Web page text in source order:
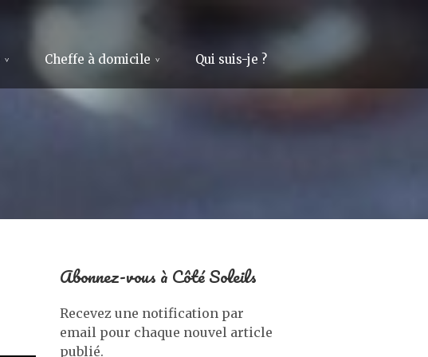
Cheffe à domicile Qui suis-je ?
Abonnez-vous à Côté Soleils
Recevez une notification par
email pour chaque nouvel article
publié.